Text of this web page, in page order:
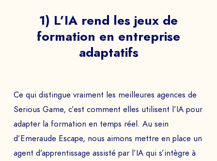
1) L’IA rend les jeux de
formation en entreprise
adaptatifs
Ce qui distingue vraiment les meilleures agences de
Serious Game, c’est comment elles utilisent l’IA pour
adapter la formation en temps réel. Au sein
d’Emeraude Escape, nous aimons mettre en place un
agent d’apprentissage assisté par l’IA qui s’intègre à